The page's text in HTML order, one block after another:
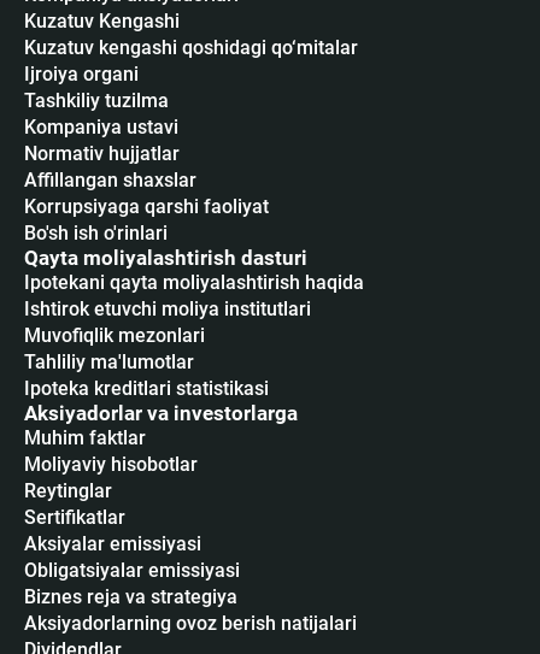
Kuzatuv Kengashi
Kuzatuv kengashi qoshidagi qo‘mitalar
Ijroiya organi
Tashkiliy tuzilma
Kompaniya ustavi
Normativ hujjatlar
Affillangan shaxslar
Korrupsiyaga qarshi faoliyat
Bo'sh ish o'rinlari
Qayta moliyalashtirish dasturi
Ipotekani qayta moliyalashtirish haqida
Ishtirok etuvchi moliya institutlari
Muvofiqlik mezonlari
Tahliliy ma'lumotlar
Ipoteka kreditlari statistikasi
Aksiyadorlar va investorlarga
Muhim faktlar
Moliyaviy hisobotlar
Reytinglar
Sertifikatlar
Аksiyalar emissiyasi
Obligatsiyalar emissiyasi
Biznes reja va strategiya
Aksiyadorlarning ovoz berish natijalari